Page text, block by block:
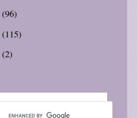
(96)
(115)
(2)